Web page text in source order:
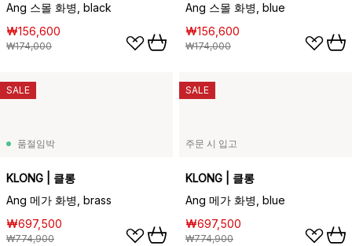
Ang 스몰 화병, black
₩156,600
₩174,000
Ang 스몰 화병, blue
₩156,600
₩174,000
품절임박
KLONG | 클롱
Ang 메가 화병, brass
₩697,500
₩774,900
SALE
주문 시 입고
KLONG | 클롱
Ang 메가 화병, blue
₩697,500
₩774,900
SALE